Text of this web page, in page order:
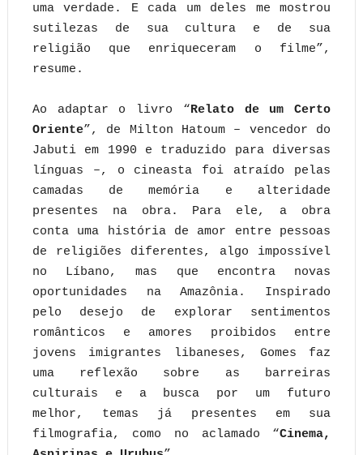
uma verdade. E cada um deles me mostrou
sutilezas de sua cultura e de sua
religião que enriqueceram o filme”,
resume.
Ao adaptar o livro “Relato de um Certo
Oriente”, de Milton Hatoum – vencedor do
Jabuti em 1990 e traduzido para diversas
línguas –, o cineasta foi atraído pelas
camadas de memória e alteridade
presentes na obra. Para ele, a obra
conta uma história de amor entre pessoas
de religiões diferentes, algo impossível
no Líbano, mas que encontra novas
oportunidades na Amazônia. Inspirado
pelo desejo de explorar sentimentos
românticos e amores proibidos entre
jovens imigrantes libaneses, Gomes faz
uma reflexão sobre as barreiras
culturais e a busca por um futuro
melhor, temas já presentes em sua
filmografia, como no aclamado “Cinema,